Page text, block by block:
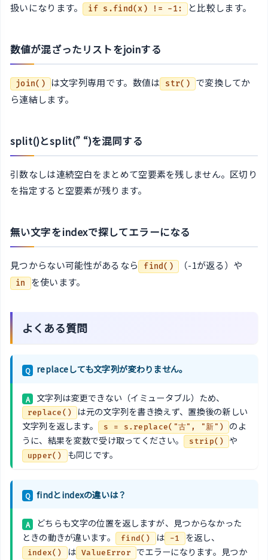
扱いになります。 if s.find(x) != -1: と比較します。
数値が混ざったリストをjoinする
join() は文字列専用です。数値は str()
で変換してか
ら連結します。
split()とsplit(” “)を混同する
引数なしは連続空白をまとめて空要素を残しません。区切り
を指定すると空要素が残ります。
無い文字をindexで探してエラーになる
見つからない可能性があるなら find() （-1が返る）や
in を使います。
よくある質問
Q replaceしても文字列が変わりません。
A 文字列は変更できない（イミュータブル）ため、
replace()
は元の文字列を書き換えず、置換後の新しい
文字列を返します。
s = s.replace("古", "新")
のよ
うに、結果を変数で受け取ってください。
strip() や
upper() も同じです。
Q findとindexの違いは？
A
どちらも文字の位置を返しますが、見つからなかった
ときの動きが違います。
find() は -1 を返し、
index() は ValueError
でエラーになります。見つか